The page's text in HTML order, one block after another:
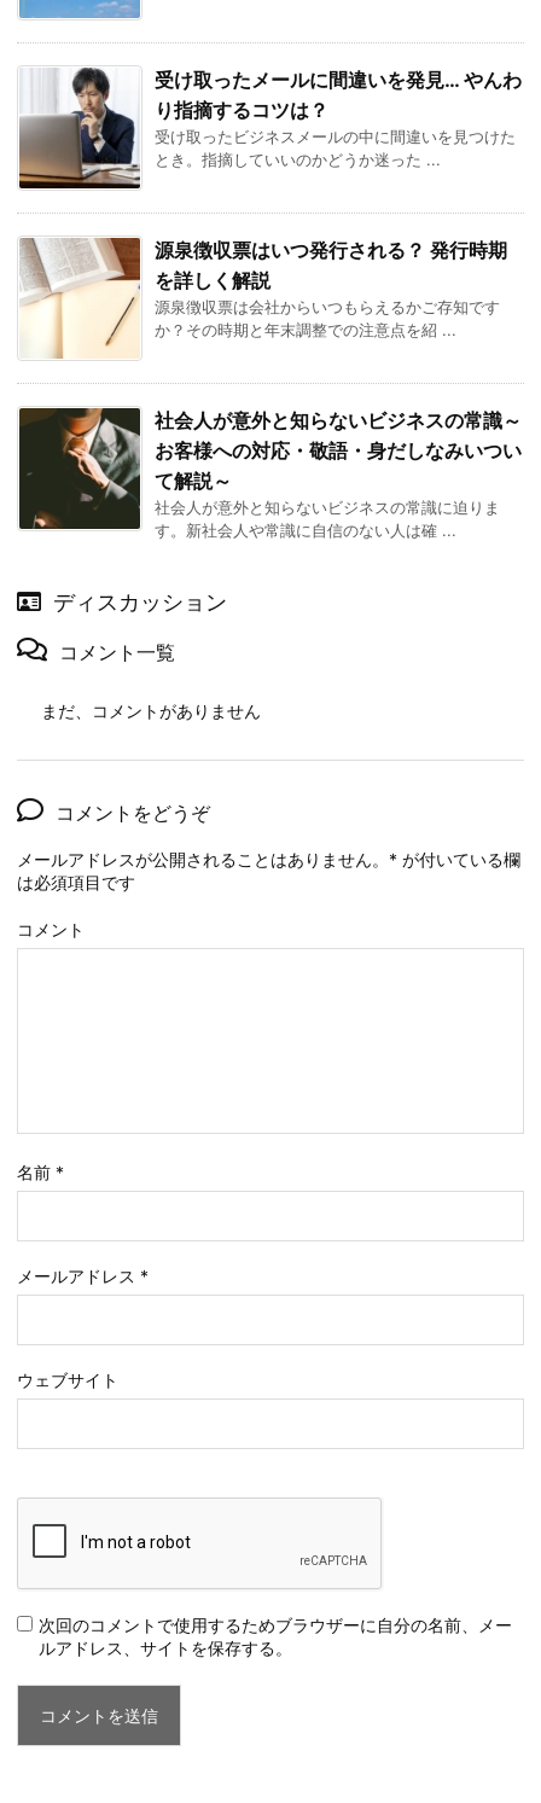
受け取ったメールに間違いを発見… やんわ
り指摘するコツは？
受け取ったビジネスメールの中に間違いを見つけた
とき。指摘していいのかどうか迷った ...
源泉徴収票はいつ発行される？ 発行時期
を詳しく解説
源泉徴収票は会社からいつもらえるかご存知です
か？その時期と年末調整での注意点を紹 ...
社会人が意外と知らないビジネスの常識～
お客様への対応・敬語・身だしなみいつい
て解説～
社会人が意外と知らないビジネスの常識に迫りま
す。新社会人や常識に自信のない人は確 ...
ディスカッション
コメント一覧
まだ、コメントがありません
コメントをどうぞ
メールアドレスが公開されることはありません。 * が付いている欄
は必須項目です
コメント
名前 *
メールアドレス *
ウェブサイト
次回のコメントで使用するためブラウザーに自分の名前、メー
ルアドレス、サイトを保存する。